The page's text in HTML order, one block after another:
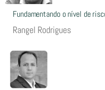
Fundamentando o nível de
Rangel Rodrigues